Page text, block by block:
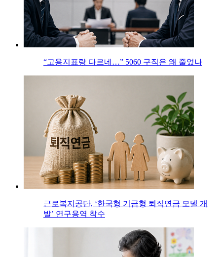
“고용지표랑 다르네…” 5060 구직은 왜 줄었나
근로복지공단, ‘한국형 기금형 퇴직연금 모델 개
발’ 연구용역 착수